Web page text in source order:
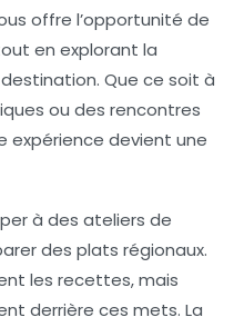
offre l’opportunité de
en explorant la
Que ce soit à
ou des rencontres
expérience devient une
à des ateliers de
des plats régionaux.
les recettes, mais
derrière ces mets. La